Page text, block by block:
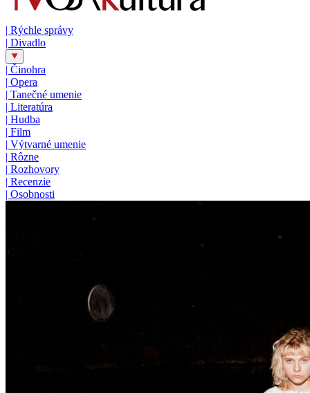
| Rýchle správy
| Divadlo
| Činohra
| Opera
| Tanečné umenie
| Literatúra
| Hudba
| Film
| Výtvarné umenie
| Rôzne
| Rozhovory
| Recenzie
| Osobnosti